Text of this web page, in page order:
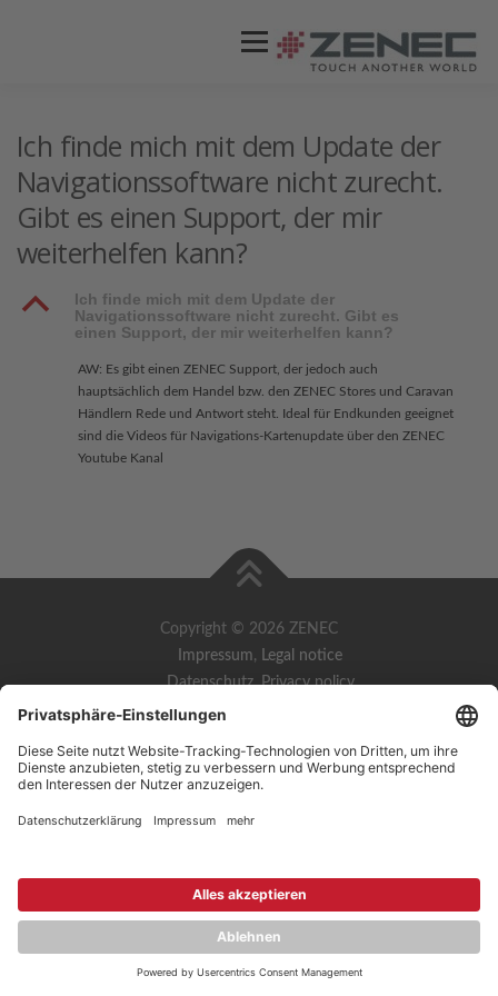
Menü
STORES / HÄNDLER SUPPORT
Ich finde mich mit dem Update der
Navigationssoftware nicht zurecht.
Gibt es einen Support, der mir
weiterhelfen kann?
B
Ich finde mich mit dem Update der
Navigationssoftware nicht zurecht. Gibt es
einen Support, der mir weiterhelfen kann?
AW: Es gibt einen ZENEC Support, der jedoch auch
hauptsächlich dem Handel bzw. den ZENEC Stores und Caravan
Händlern Rede und Antwort steht. Ideal für Endkunden geeignet
sind die Videos für Navigations-Kartenupdate über den ZENEC
Youtube Kanal
Copyright © 2026 ZENEC
Impressum, Legal notice
Datenschutz,Privacy policy
YouTube
Documents